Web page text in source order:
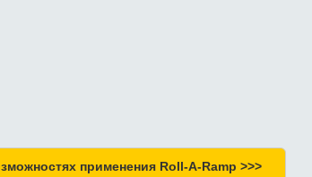
применения Roll-A-Ramp >>>